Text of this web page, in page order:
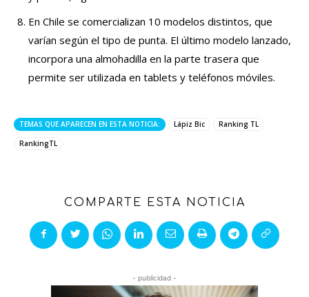
En Chile se comercializan 10 modelos distintos, que
varían según el tipo de punta. El último modelo lanzado,
incorpora una almohadilla en la parte trasera que
permite ser utilizada en tablets y teléfonos móviles.
TEMAS QUE APARECEN EN ESTA NOTICIA: Lápiz Bic
Ranking TL
RankingTL
COMPARTE ESTA NOTICIA
- publicidad -